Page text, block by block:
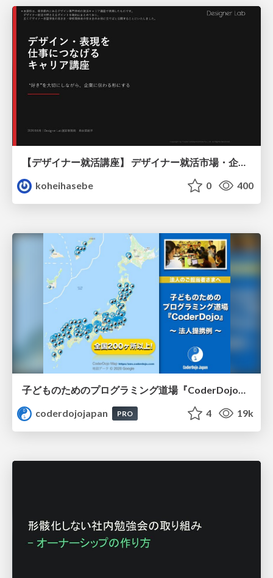
【デザイナー就活講座】 デザイナー就活市場・企業探し・ポートフォリオのポイント
koheihasebe
0 400
coderdojojapan
PRO 4 19k